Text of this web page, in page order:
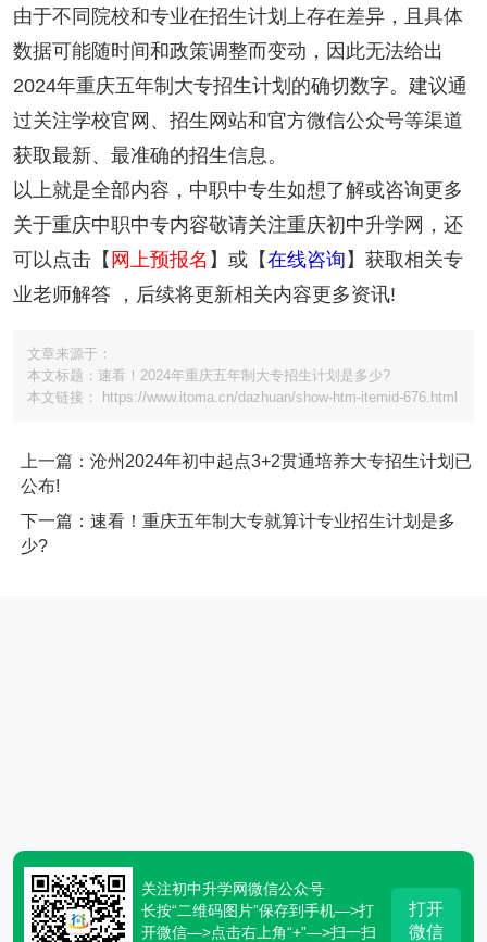
由于不同院校和专业在招生计划上存在差异，且具体
数据可能随时间和政策调整而变动，因此无法给出
2024年重庆五年制大专招生计划的确切数字。建议通
过关注学校官网、招生网站和官方微信公众号等渠道
获取最新、最准确的招生信息。
以上就是全部内容，中职中专生如想了解或咨询更多
关于重庆中职中专内容敬请关注重庆初中升学网，还
可以点击【 网上预报名 】或【在线咨询 】获取相关专
业老师解答 ，后续将更新相关内容更多资讯!
文章来源于：
本文标题：速看！2024年重庆五年制大专招生计划是多少?
本文链接： https://www.itoma.cn/dazhuan/show-htm-itemid-676.html
上一篇：沧州2024年初中起点3+2贯通培养大专招生计划已
公布!
下一篇：速看！重庆五年制大专就算计专业招生计划是多
少?
关注初中升学网微信公众号
长按“二维码图片”保存到手机—>打
开微信—>点击右上角“+”—>扫一扫
打开
微信